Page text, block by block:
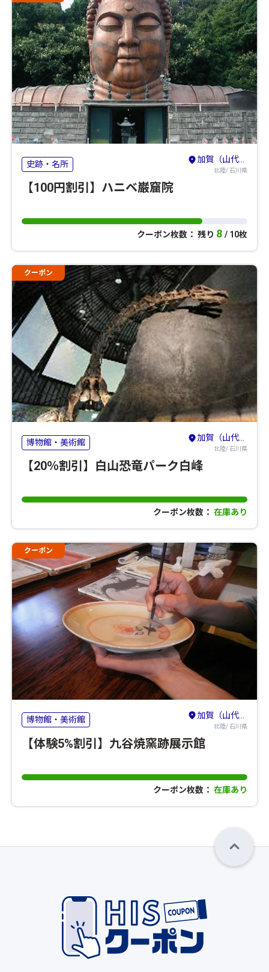
史跡・名所 加賀（山代・山中・粟津）・小松・白山
北陸/ 石川県
【100円割引】ハニベ巌窟院
クーポン枚数： 残り 8 / 10枚
クーポン
博物館・美術館 加賀（山代・山中・粟津）・小松・白山
北陸/ 石川県
【20％割引】白山恐竜パーク白峰
クーポン枚数： 在庫あり
クーポン
博物館・美術館 加賀（山代・山中・粟津）・小松・白山
北陸/ 石川県
【体験5%割引】九谷焼窯跡展示館
クーポン枚数： 在庫あり